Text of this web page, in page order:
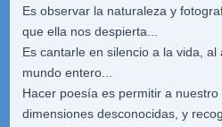
Es observar la naturaleza y
que ella nos despierta...
Es cantarle en silencio a la vida, al
mundo entero...
Hacer poesía es permitir a
dimensiones desconocidas, y